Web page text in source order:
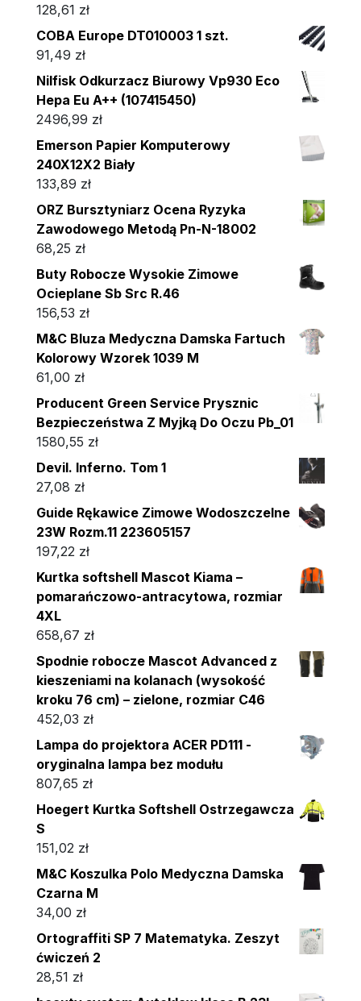
128,61 zł
COBA Europe DT010003 1 szt.
91,49 zł
Nilfisk Odkurzacz Biurowy Vp930 Eco
Hepa Eu A++ (107415450)
2496,99 zł
Emerson Papier Komputerowy
240X12X2 Biały
133,89 zł
ORZ Bursztyniarz Ocena Ryzyka
Zawodowego Metodą Pn-N-18002
68,25 zł
Buty Robocze Wysokie Zimowe
Ocieplane Sb Src R.46
156,53 zł
M&C Bluza Medyczna Damska Fartuch
Kolorowy Wzorek 1039 M
61,00 zł
Producent Green Service Prysznic
Bezpieczeństwa Z Myjką Do Oczu Pb_01
1580,55 zł
Devil. Inferno. Tom 1
27,08 zł
Guide Rękawice Zimowe Wodoszczelne
23W Rozm.11 223605157
197,22 zł
Kurtka softshell Mascot Kiama –
pomarańczowo-antracytowa, rozmiar
4XL
658,67 zł
Spodnie robocze Mascot Advanced z
kieszeniami na kolanach (wysokość
kroku 76 cm) – zielone, rozmiar C46
452,03 zł
Lampa do projektora ACER PD111 -
oryginalna lampa bez modułu
807,65 zł
Hoegert Kurtka Softshell Ostrzegawcza
S
151,02 zł
M&C Koszulka Polo Medyczna Damska
Czarna M
34,00 zł
Ortograffiti SP 7 Matematyka. Zeszyt
ćwiczeń 2
28,51 zł